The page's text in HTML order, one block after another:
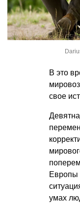
В это
свое
Европы
умах